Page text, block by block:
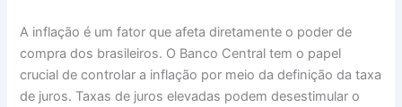
A inflação é um fator que afeta diretamente o poder de
compra dos brasileiros. O Banco Central tem o papel
crucial de controlar a inflação por meio da definição da taxa
de juros. Taxas de juros elevadas podem desestimular o